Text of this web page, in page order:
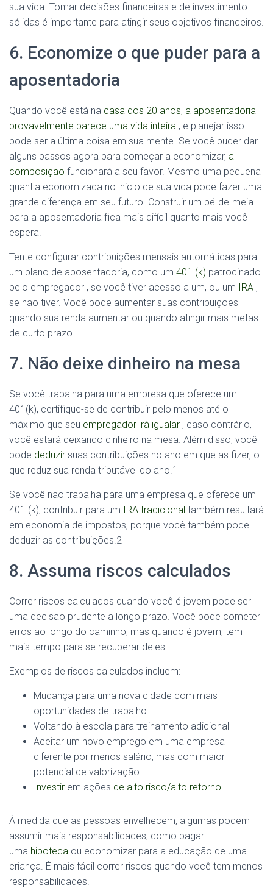
sua vida. Tomar decisões financeiras e de investimento
sólidas é importante para atingir seus objetivos financeiros.
6. Economize o que puder para a
aposentadoria
Quando você está na casa dos 20 anos, a aposentadoria
provavelmente parece uma vida inteira , e planejar isso
pode ser a última coisa em sua mente. Se você puder dar
alguns passos agora para começar a economizar, a
composição funcionará a seu favor. Mesmo uma pequena
quantia economizada no início de sua vida pode fazer uma
grande diferença em seu futuro. Construir um pé-de-meia
para a aposentadoria fica mais difícil quanto mais você
espera.
Tente configurar contribuições mensais automáticas para
um plano de aposentadoria, como um 401 (k) patrocinado
pelo empregador , se você tiver acesso a um, ou um IRA ,
se não tiver. Você pode aumentar suas contribuições
quando sua renda aumentar ou quando atingir mais metas
de curto prazo.
7. Não deixe dinheiro na mesa
Se você trabalha para uma empresa que oferece um
401(k), certifique-se de contribuir pelo menos até o
máximo que seu empregador irá igualar , caso contrário,
você estará deixando dinheiro na mesa. Além disso, você
pode deduzir suas contribuições no ano em que as fizer, o
que reduz sua renda tributável do ano. 1
Se você não trabalha para uma empresa que oferece um
401 (k), contribuir para um IRA tradicional também resultará
em economia de impostos, porque você também pode
deduzir as contribuições. 2
8. Assuma riscos calculados
Correr riscos calculados quando você é jovem pode ser
uma decisão prudente a longo prazo. Você pode cometer
erros ao longo do caminho, mas quando é jovem, tem
mais tempo para se recuperar deles.
Exemplos de riscos calculados incluem:
Mudança para uma nova cidade com mais
oportunidades de trabalho
Voltando à escola para treinamento adicional
Aceitar um novo emprego em uma empresa
diferente por menos salário, mas com maior
potencial de valorização
Investir em ações de alto risco/alto retorno
À medida que as pessoas envelhecem, algumas podem
assumir mais responsabilidades, como pagar
uma hipoteca ou economizar para a educação de uma
criança. É mais fácil correr riscos quando você tem menos
responsabilidades.